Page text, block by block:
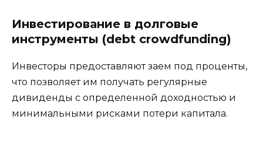
Инвестирование в долговые
инструменты (debt crowdfunding)
Инвесторы предоставляют заем под проценты,
что позволяет им получать регулярные
дивиденды с определенной доходностью и
минимальными рисками потери капитала.